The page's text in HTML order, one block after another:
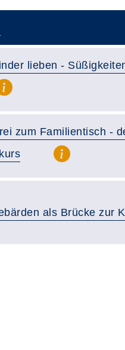
lieben -
zum Familientisch -
als Brücke zur